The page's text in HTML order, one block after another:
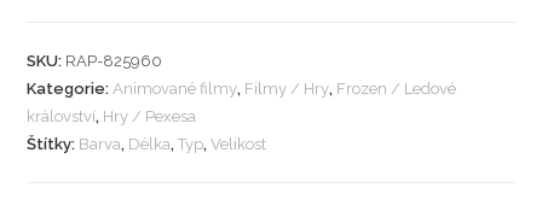
SKU: RAP-825960
Kategorie:Animované filmy, Filmy / Hry, Frozen / Ledové
království, Hry / Pexesa
Štítky: Barva, Délka,Typ,Velikost